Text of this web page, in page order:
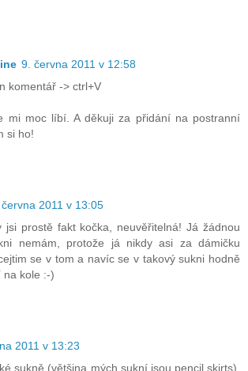
9. června 2011 v 12:58
komentář -> ctrl+V
mi moc líbí. A děkuji za přidání na postranní
si ho!
2011 v 13:05
jsi prostě fakt kočka, neuvěřitelná! Já žádnou
nemám, protože já nikdy asi za dámičku
se v tom a navíc se v takový sukni hodně
na kole :-)
2011 v 13:23
sukně (většina mých sukní jsou pencil skirts),